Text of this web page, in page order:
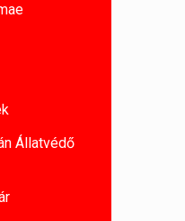
Állatvédő